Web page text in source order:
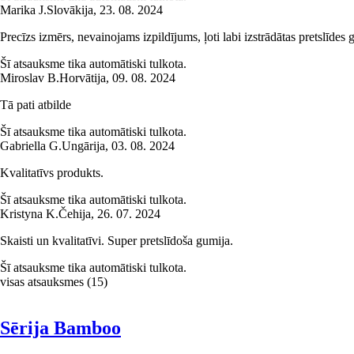
Marika J.Slovākija, 23. 08. 2024
Precīzs izmērs, nevainojams izpildījums, ļoti labi izstrādātas pretslīdes
Šī atsauksme tika automātiski tulkota.
Miroslav B.Horvātija, 09. 08. 2024
Tā pati atbilde
Šī atsauksme tika automātiski tulkota.
Gabriella G.Ungārija, 03. 08. 2024
Kvalitatīvs produkts.
Šī atsauksme tika automātiski tulkota.
Kristyna K.Čehija, 26. 07. 2024
Skaisti un kvalitatīvi. Super pretslīdoša gumija.
Šī atsauksme tika automātiski tulkota.
visas atsauksmes (15)
Sērija Bamboo